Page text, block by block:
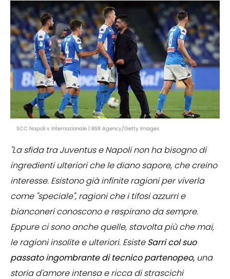
SCC Napoli v Internazionale | BSR Agency/Getty Images
"La sfida tra Juventus e Napoli non ha bisogno di
ingredienti ulteriori che le diano sapore, che creino
interesse. Esistono già infinite ragioni per viverla
come "speciale", ragioni che i tifosi azzurri e
bianconeri conoscono e respirano da sempre.
Eppure ci sono anche quelle, stavolta più che mai,
le ragioni insolite e ulteriori. EsisteSarri col suo
passato ingombrante di tecnico partenopeo, una
storia d'amore intensa e ricca di strascichi